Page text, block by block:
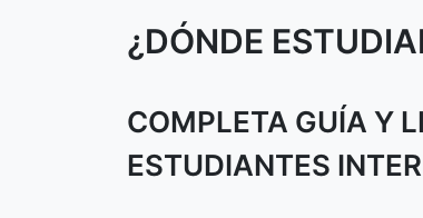
¿DÓNDE
COMPLETA GUÍA Y
ESTUDIANTES